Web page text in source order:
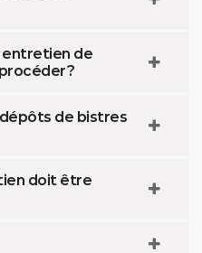
entretien de
?
de bistres
doit être